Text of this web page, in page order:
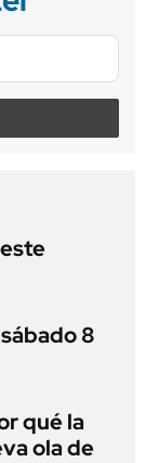
8
qué la
ola de